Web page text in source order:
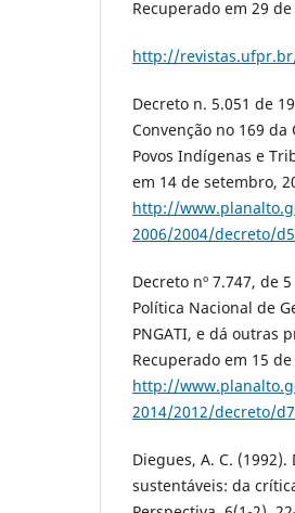
Recuperado em 29
http://
Decreto n. 5.051 de
Convenção no 169
Povos Indígenas e
em 14 de setembro,
http://
2006/2004/decreto/
Decreto nº 7.747, de
Política Nacional de
PNGATI, e dá outras
Recuperado em 15
http://
2014/2012/decreto/
Diegues, A. C.
sustentáveis: da